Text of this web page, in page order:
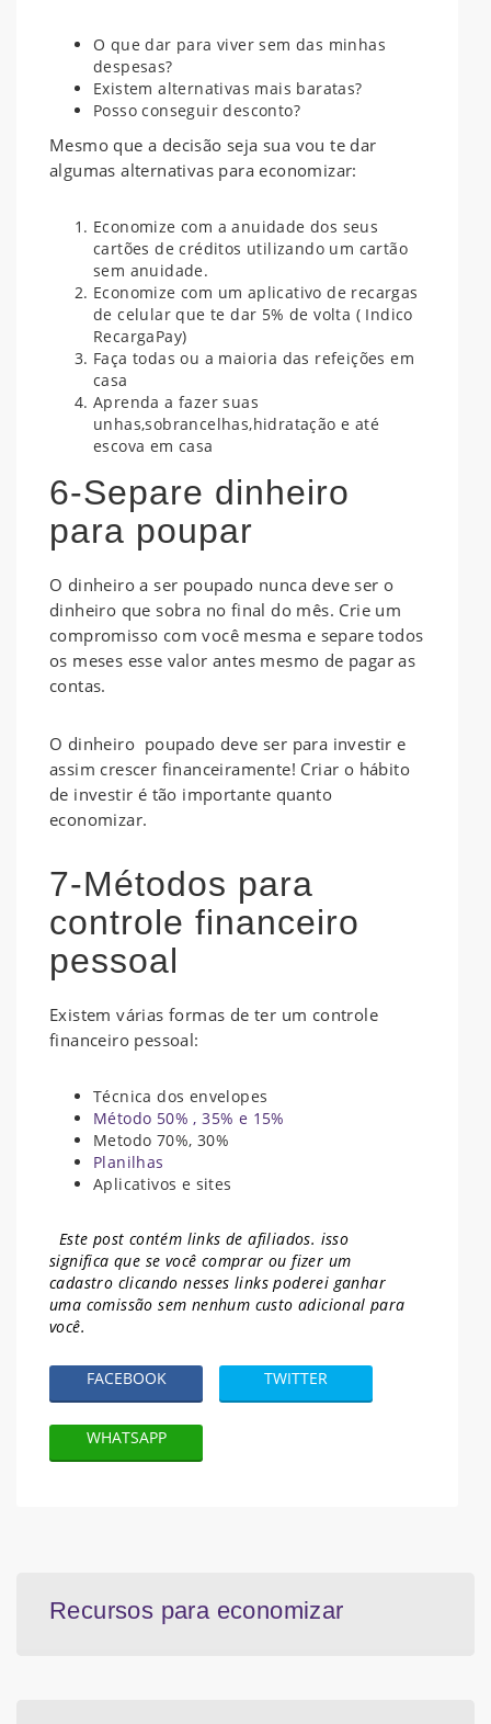
O que dar para viver sem das minhas
despesas?
Existem alternativas mais baratas?
Posso conseguir desconto?
Mesmo que a decisão seja sua vou te dar
algumas alternativas para economizar:
Economize com a anuidade dos seus
cartões de créditos utilizando um cartão
sem anuidade.
Economize com um aplicativo de recargas
de celular que te dar 5% de volta ( Indico
RecargaPay)
Faça todas ou a maioria das refeições em
casa
Aprenda a fazer suas
unhas,sobrancelhas,hidratação e até
escova em casa
6-Separe dinheiro
para poupar
O dinheiro a ser poupado nunca deve ser o
dinheiro que sobra no final do mês. Crie um
compromisso com você mesma e separe todos
os meses esse valor antes mesmo de pagar as
contas.
O dinheiro poupado deve ser para investir e
assim crescer financeiramente! Criar o hábito
de investir é tão importante quanto
economizar.
7-Métodos para
controle financeiro
pessoal
Existem várias formas de ter um controle
financeiro pessoal:
Técnica dos envelopes
Método 50% , 35% e 15%
Metodo 70%, 30%
Planilhas
Aplicativos e sites
Este post contém links de afiliados. isso
significa que se você comprar ou fizer um
cadastro clicando nesses links poderei ganhar
uma comissão sem nenhum custo adicional para
você.
FACEBOOK TWITTER
WHATSAPP
Recursos para economizar